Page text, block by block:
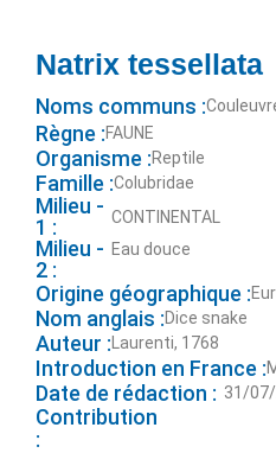
Natrix tessellata
Noms communs :
Règne :FAUNE
Organisme :Reptile
Famille :Colubridae
Milieu -
1 :
CONTINENTAL
Milieu -
2 :
Eau douce
Origine géographique :
Nom anglais :Dice snake
Auteur : Laurenti, 1768
Introduction en France :
Date de rédaction : 31/07/
Contribution
: